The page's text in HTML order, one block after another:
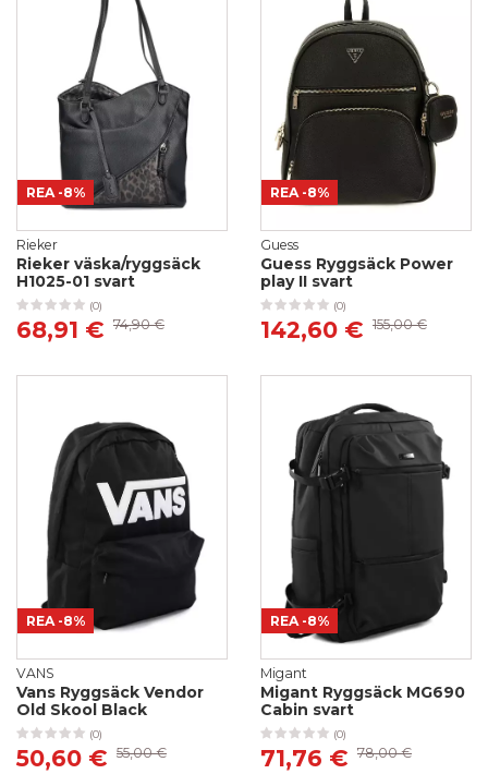
REA -8%
Rieker
Rieker väska/ryggsäck
H1025-01 svart
(0)
68,91 € 74,90 €
REA -8%
Guess
Guess Ryggsäck Power
play II svart
(0)
142,60 € 155,00 €
REA -8%
VANS
Vans Ryggsäck Vendor
Old Skool Black
(0)
50,60 € 55,00 €
REA -8%
Migant
Migant Ryggsäck MG690
Cabin svart
(0)
71,76 € 78,00 €